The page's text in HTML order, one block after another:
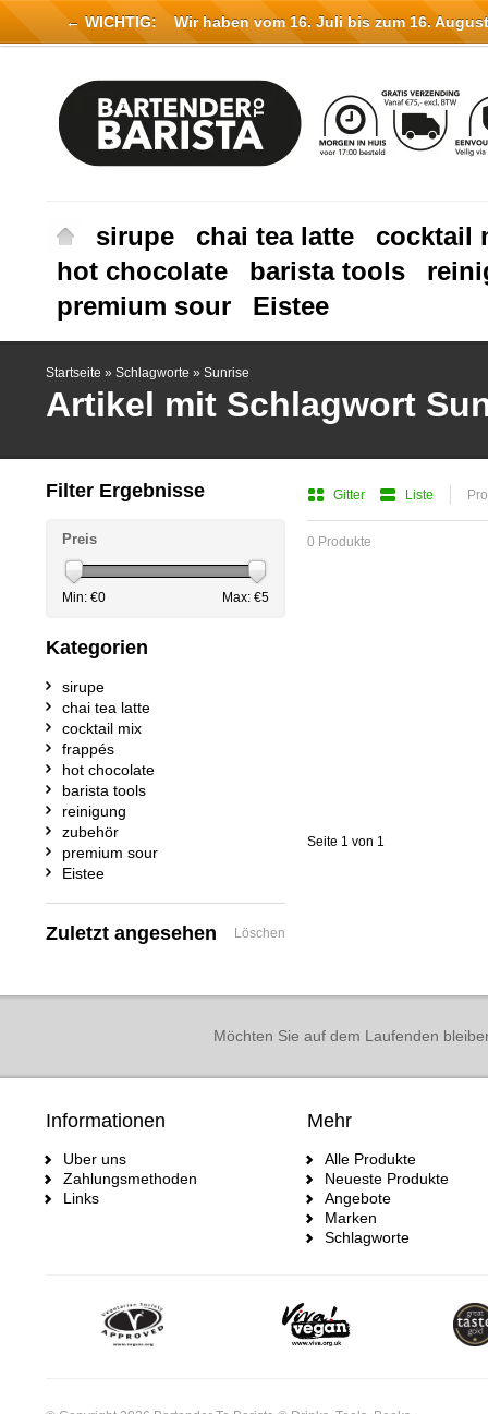
sirupe chai tea latte
cocktail
hot chocolate
barista tools
premium sour
Eistee
Startseite » Schlagworte » Sunrise
Artikel mit Schlagwort
Gitter Liste
0 Produkte
Seite 1 von 1
Filter Ergebnisse
Preis
Min: €0 Max: €5
Kategorien
sirupe
chai tea latte
cocktail mix
frappés
hot chocolate
barista tools
reinigung
zubehör
premium sour
Eistee
Zuletzt angesehen Löschen
Möchten Sie auf dem Laufenden
Informationen
Uber uns
Zahlungsmethoden
Links
Mehr
Alle Produkte
Neueste Produkte
Angebote
Marken
Schlagworte
← WICHTIG: Wir haben vom 16. Juli bis zum 16.